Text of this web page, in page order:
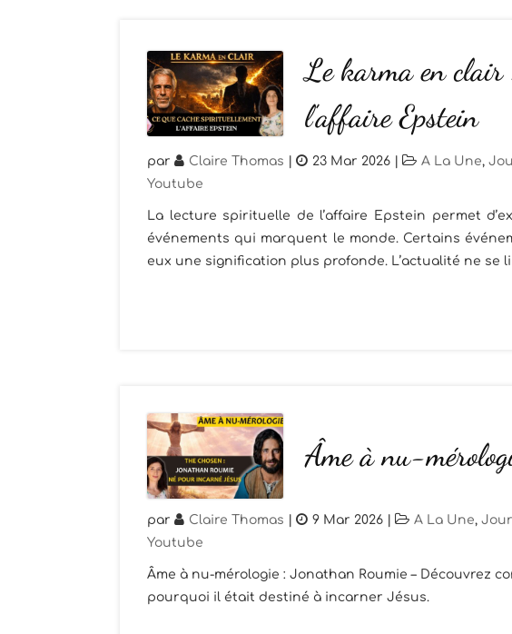
Le karma en clair
l’affaire Epstein
par Claire Thomas 23 Mar 2026 A La Une,
Youtube
La lecture spirituelle de l’affaire Epstein permet
événements qui marquent le monde. Certains
eux une signification plus profonde. L’actualité ne se
Âme à nu-
par Claire Thomas | 9 Mar 2026 | A La Une,
Youtube
Âme à nu-mérologie : Jonathan Roumie – Découvrez
pourquoi il était destiné à incarner Jésus.